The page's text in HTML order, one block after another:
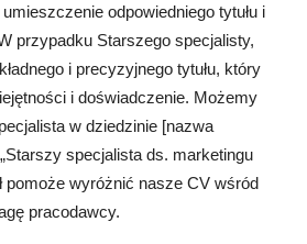
odpowiedniego tytułu i
przypadku Starszego specjalisty,
i precyzyjnego tytułu, który
i doświadczenie. Możemy
w dziedzinie [nazwa
specjalista ds. marketingu
pomoże wyróżnić nasze CV wśród
pracodawcy.